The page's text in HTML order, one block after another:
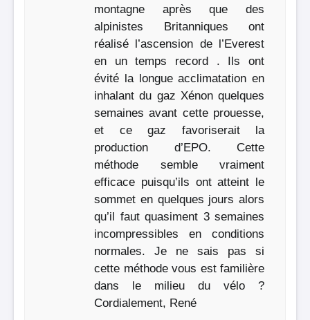
montagne après que des
alpinistes Britanniques ont
réalisé l’ascension de l’Everest
en un temps record . Ils ont
évité la longue acclimatation en
inhalant du gaz Xénon quelques
semaines avant cette prouesse,
et ce gaz favoriserait la
production d’EPO. Cette
méthode semble vraiment
efficace puisqu’ils ont atteint le
sommet en quelques jours alors
qu’il faut quasiment 3 semaines
incompressibles en conditions
normales. Je ne sais pas si
cette méthode vous est familière
dans le milieu du vélo ?
Cordialement, René